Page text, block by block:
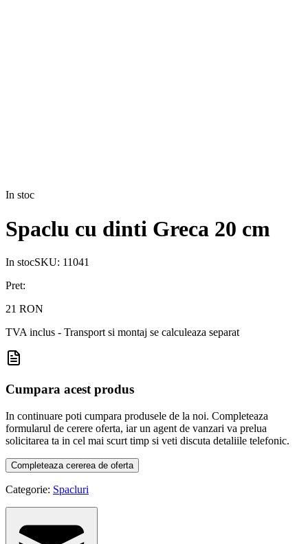
In stoc
Spaclu cu dinti Greca 20 cm
In stocSKU: 11041
Pret:
21 RON
TVA inclus - Transport si montaj se calculeaza separat
Cumpara acest produs
In continuare poti cumpara produsele de la noi. Completeaza
formularul de cerere oferta, iar un agent de vanzari va prelua
solicitarea ta in cel mai scurt timp si veti discuta detaliile telefonic.
Completeaza cererea de oferta
Categorie: Spacluri